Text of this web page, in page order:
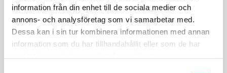
information från din enhet till de sociala medier och
annons- och analysföretag som vi samarbetar med.
Dessa kan i sin tur kombinera informationen med annan
information som du har tillhandahållit eller som de har
A12609
Tillv. art. nr:
92020
Rek: 99,90 kr
CAVALET
Nackkudde Minnesskum Ergonomisk